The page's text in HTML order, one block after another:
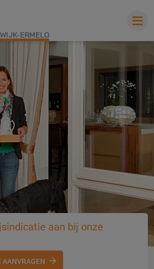
ERMELO
aan bij onze
AANVRAGEN